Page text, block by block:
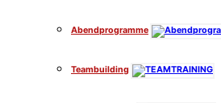
Abendprogramme
Teambuilding